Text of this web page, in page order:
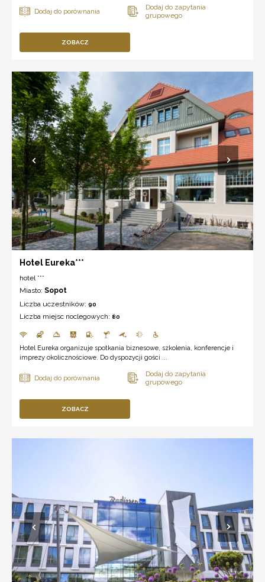
ZOBACZ
Hotel Eureka***
hotel ***
Miasto: Sopot
Liczba uczestników: 90
Liczba miejsc noclegowych: 80
Hotel Eureka organizuje spotkania biznesowe, szkolenia, konferencje i
imprezy okolicznościowe. Do dyspozycji gości ...
ZOBACZ